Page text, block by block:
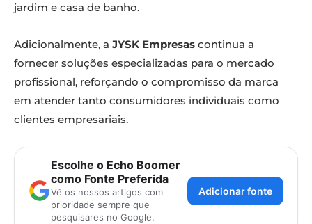
jardim e casa de banho.
Adicionalmente, a JYSK Empresas continua a
fornecer soluções especializadas para o mercado
profissional, reforçando o compromisso da marca
em atender tanto consumidores individuais como
clientes empresariais.
Escolhe o Echo Boomer
como Fonte Preferida
Vê os nossos artigos com
prioridade sempre que
pesquisares no Google.
Adicionar fonte